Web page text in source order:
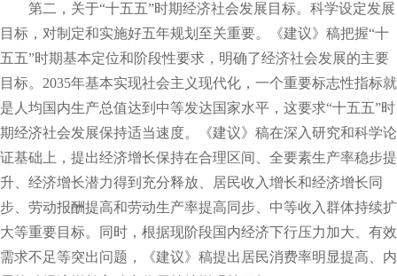
第二，关于“十五五”时期经济社会发展目标。科学设定发展
目标，对制定和实施好五年规划至关重要。《建议》稿把握“十
五五”时期基本定位和阶段性要求，明确了经济社会发展的主要
目标。2035年基本实现社会主义现代化，一个重要标志性指标就
是人均国内生产总值达到中等发达国家水平，这要求“十五五”时
期经济社会发展保持适当速度。《建议》稿在深入研究和科学论
证基础上，提出经济增长保持在合理区间、全要素生产率稳步提
升、经济增长潜力得到充分释放、居民收入增长和经济增长同
步、劳动报酬提高和劳动生产率提高同步、中等收入群体持续扩
大等重要目标。同时，根据现阶段国内经济下行压力加大、有效
需求不足等突出问题，《建议》稿提出居民消费率明显提高、内